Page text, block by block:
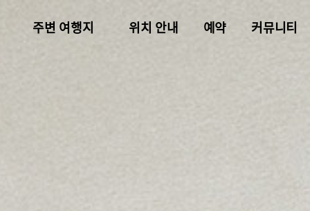
주변 여행지 위치 안내 예약 커뮤니티